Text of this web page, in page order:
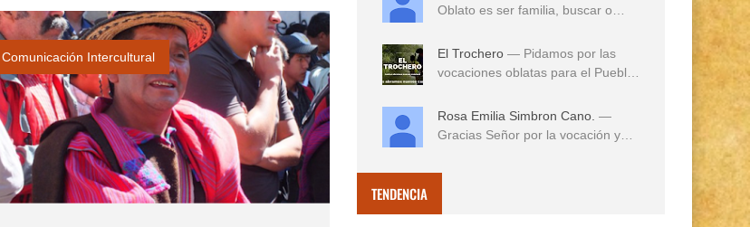
Comunicación Intercultural
Oblato es ser familia, buscar o
El Trochero — Pidamos por las
vocaciones oblatas para el Pueblo
Rosa Emilia Simbron Cano. —
Gracias Señor por la vocación y
TENDENCIA